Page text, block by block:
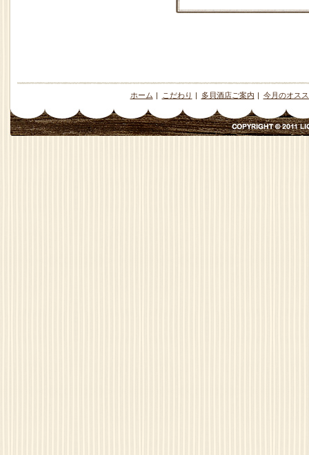
ホーム | こだわり | 多貝酒店ご案内 | 今月のオス